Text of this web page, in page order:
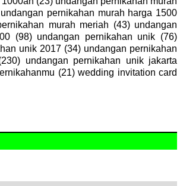
pernikahan murah harga 1500
murah meriah (43) undangan
(98) undangan pernikahan unik (76)
unik 2017 (34) undangan pernikahan
undangan pernikahan unik jakarta
(21) wedding invitation card